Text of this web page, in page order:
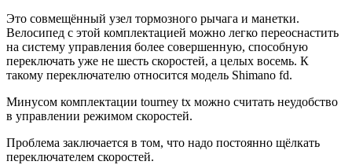
Это совмещённый узел тормозного рычага и манетки.
Велосипед с этой комплектацией можно легко переоснастить
на систему управления более совершенную, способную
переключать уже не шесть скоростей, а целых восемь. К
такому переключателю относится модель Shimano fd.
Минусом комплектации tourney tx можно считать неудобство
в управлении режимом скоростей.
Проблема заключается в том, что надо постоянно щёлкать
переключателем скоростей.